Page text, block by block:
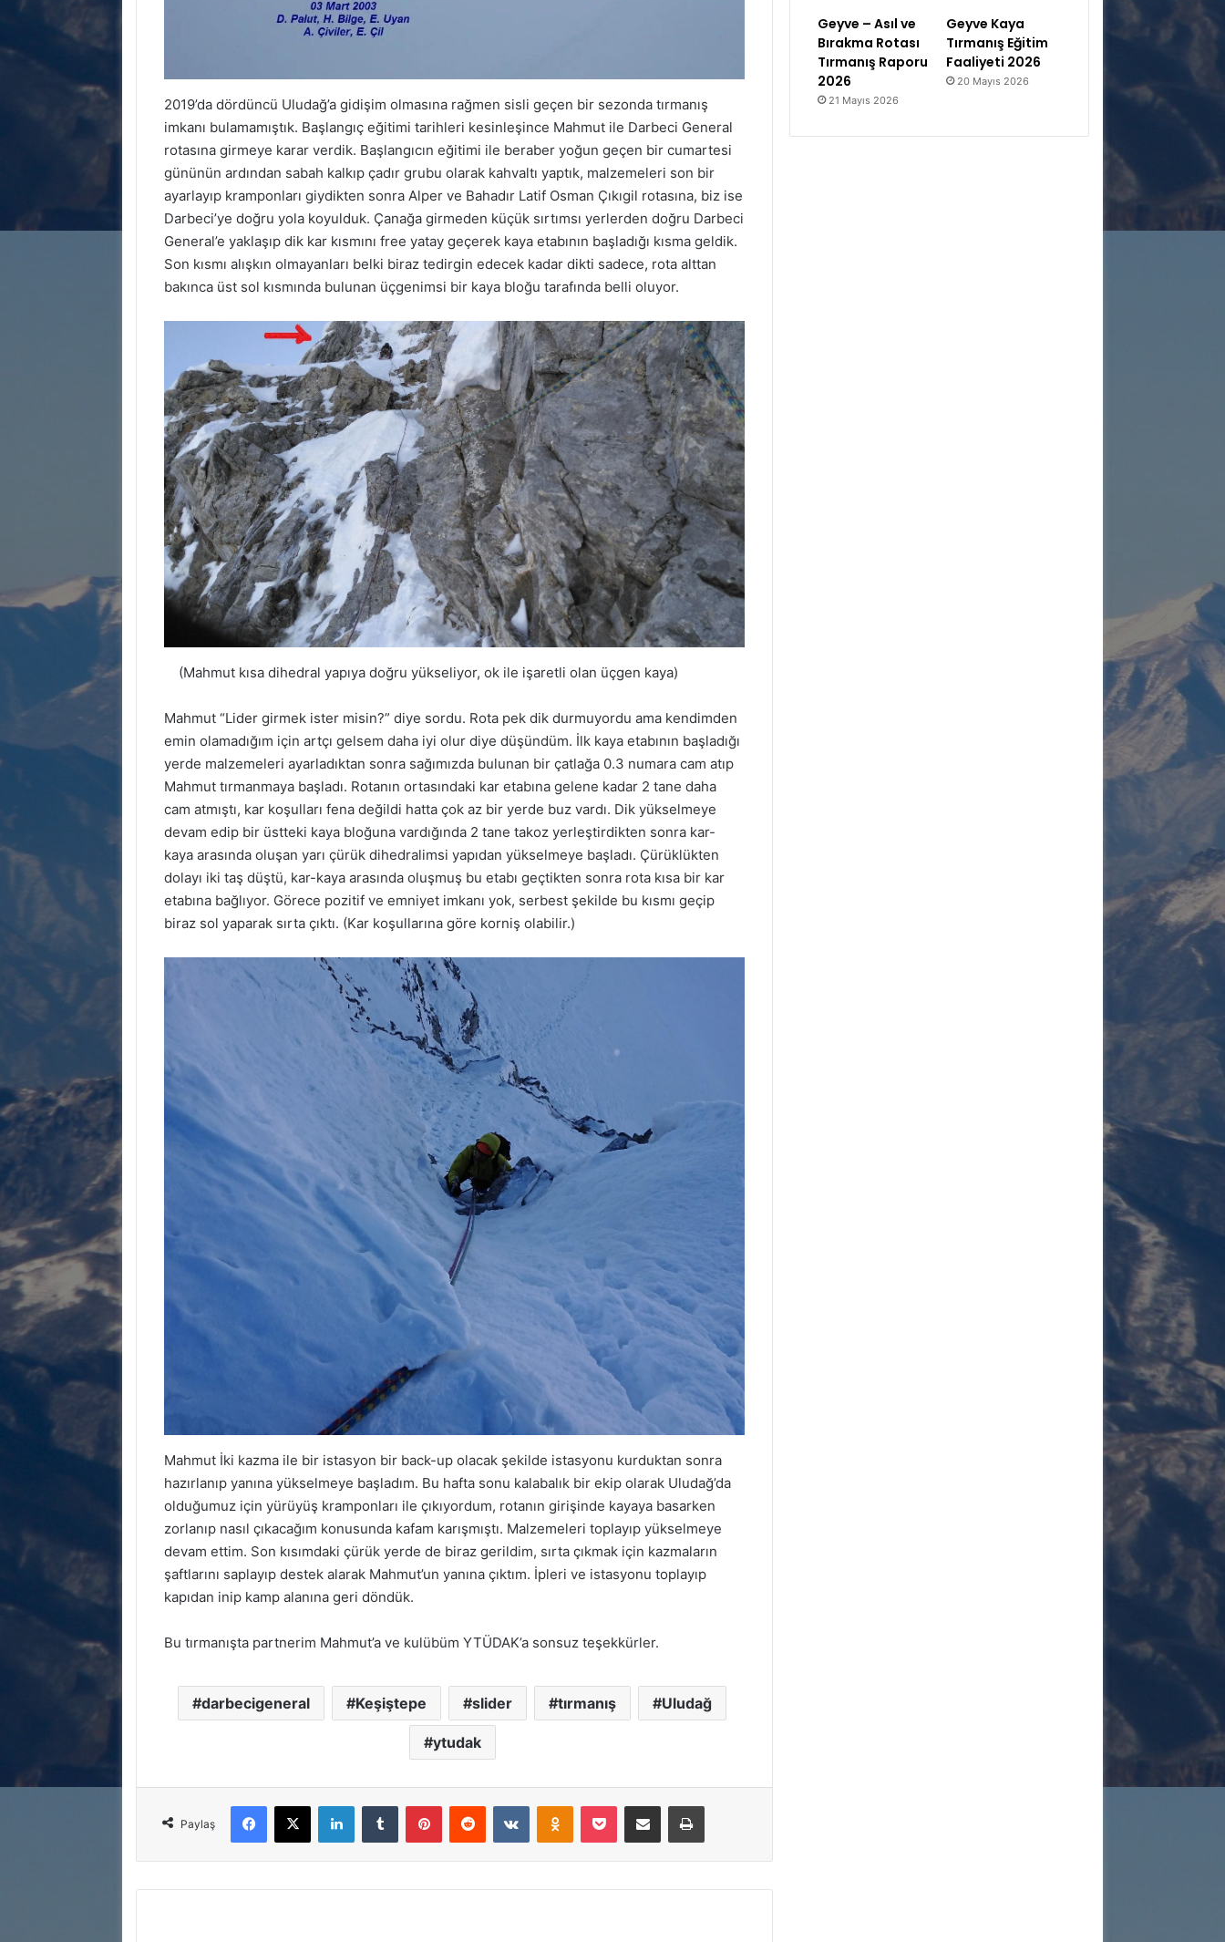
2019’da dördüncü Uludağ’a gidişim olmasına rağmen sisli geçen bir sezonda tırmanış
imkanı bulamamıştık. Başlangıç eğitimi tarihleri kesinleşince Mahmut ile Darbeci General
rotasına girmeye karar verdik. Başlangıcın eğitimi ile beraber yoğun geçen bir cumartesi
gününün ardından sabah kalkıp çadır grubu olarak kahvaltı yaptık, malzemeleri son bir
ayarlayıp kramponları giydikten sonra Alper ve Bahadır Latif Osman Çıkıgil rotasına, biz ise
Darbeci’ye doğru yola koyulduk. Çanağa girmeden küçük sırtımsı yerlerden doğru Darbeci
General’e yaklaşıp dik kar kısmını free yatay geçerek kaya etabının başladığı kısma geldik.
Son kısmı alışkın olmayanları belki biraz tedirgin edecek kadar dikti sadece, rota alttan
bakınca üst sol kısmında bulunan üçgenimsi bir kaya bloğu tarafında belli oluyor.
(Mahmut kısa dihedral yapıya doğru yükseliyor, ok ile işaretli olan üçgen kaya)
Mahmut “Lider girmek ister misin?” diye sordu. Rota pek dik durmuyordu ama kendimden
emin olamadığım için artçı gelsem daha iyi olur diye düşündüm. İlk kaya etabının başladığı
yerde malzemeleri ayarladıktan sonra sağımızda bulunan bir çatlağa 0.3 numara cam atıp
Mahmut tırmanmaya başladı. Rotanın ortasındaki kar etabına gelene kadar 2 tane daha
cam atmıştı, kar koşulları fena değildi hatta çok az bir yerde buz vardı. Dik yükselmeye
devam edip bir üstteki kaya bloğuna vardığında 2 tane takoz yerleştirdikten sonra kar-
kaya arasında oluşan yarı çürük dihedralimsi yapıdan yükselmeye başladı. Çürüklükten
dolayı iki taş düştü, kar-kaya arasında oluşmuş bu etabı geçtikten sonra rota kısa bir kar
etabına bağlıyor. Görece pozitif ve emniyet imkanı yok, serbest şekilde bu kısmı geçip
biraz sol yaparak sırta çıktı. (Kar koşullarına göre korniş olabilir.)
Mahmut İki kazma ile bir istasyon bir back-up olacak şekilde istasyonu kurduktan sonra
hazırlanıp yanına yükselmeye başladım. Bu hafta sonu kalabalık bir ekip olarak Uludağ’da
olduğumuz için yürüyüş kramponları ile çıkıyordum, rotanın girişinde kayaya basarken
zorlanıp nasıl çıkacağım konusunda kafam karışmıştı. Malzemeleri toplayıp yükselmeye
devam ettim. Son kısımdaki çürük yerde de biraz gerildim, sırta çıkmak için kazmaların
şaftlarını saplayıp destek alarak Mahmut’un yanına çıktım. İpleri ve istasyonu toplayıp
kapıdan inip kamp alanına geri döndük.
Bu tırmanışta partnerim Mahmut’a ve kulübüm YTÜDAK’a sonsuz teşekkürler.
darbecigeneral Keşiştepe slider tırmanış Uludağ
ytudak
Paylaş
Facebook
X LinkedInTumblr PinterestReddit VKontakteOdnoklassniki
Pocket E-posta ile paylaş Yazdır
Geyve – Asıl ve
Bırakma Rotası
Tırmanış Raporu
2026
21 Mayıs 2026
Geyve Kaya
Tırmanış Eğitim
Faaliyeti 2026
20 Mayıs 2026